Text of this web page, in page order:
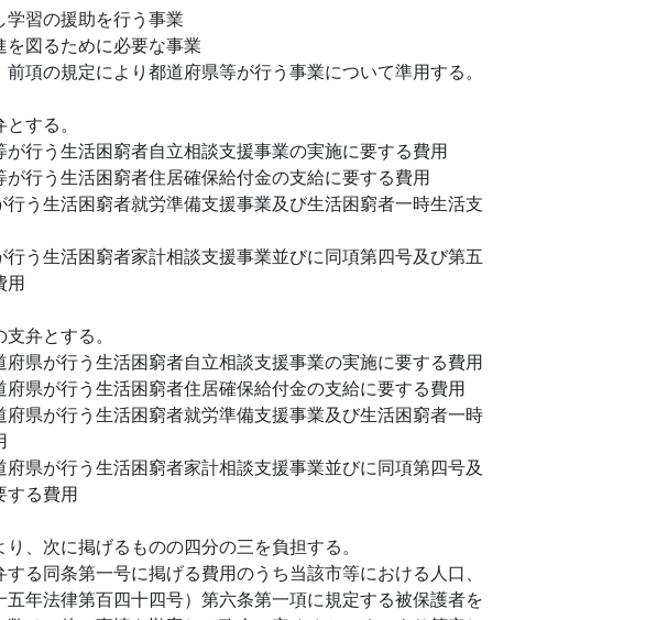
習の援助を行う事業
図るために必要な事業
項の規定により都道府県等が行う事業について準用する。
する。
行う生活困窮者自立相談支援事業の実施に要する費用
行う生活困窮者住居確保給付金の支給に要する費用
う生活困窮者就労準備支援事業及び生活困窮者一時生活支
う生活困窮者家計相談支援事業並びに同項第四号及び第五
用
弁とする。
県が行う生活困窮者自立相談支援事業の実施に要する費用
県が行う生活困窮者住居確保給付金の支給に要する費用
県が行う生活困窮者就労準備支援事業及び生活困窮者一時
県が行う生活困窮者家計相談支援事業並びに同項第四号及
する費用
、次に掲げるものの四分の三を負担する。
る同条第一号に掲げる費用のうち当該市等における人口、
年法律第百四十四号）第六条第一項に規定する被保護者を